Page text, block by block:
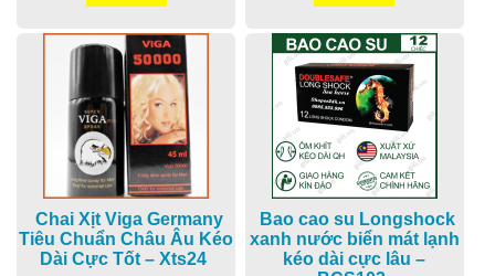
Chai Xịt Viga Germany
Tiêu Chuẩn Châu Âu Kéo
Dài Cực Tốt – Xts24
Bao cao su Longshock
xanh nước biển mát lạnh
kéo dài cực lâu –